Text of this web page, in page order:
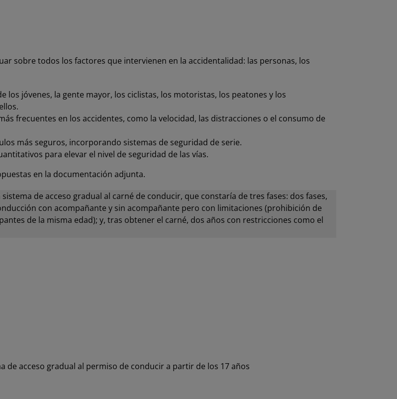
sobre todos los factores que intervienen en la accidentalidad: las personas, los
los jóvenes, la gente mayor, los ciclistas, los motoristas, los peatones y los
frecuentes en los accidentes, como la velocidad, las distracciones o el consumo de
más seguros, incorporando sistemas de seguridad de serie.
para elevar el nivel de seguridad de las vías.
en la documentación adjunta.
de acceso gradual al carné de conducir, que constaría de tres fases: dos fases,
con acompañante y sin acompañante pero con limitaciones (prohibición de
de la misma edad); y, tras obtener el carné, dos años con restricciones como el
de acceso gradual al permiso de conducir a partir de los 17 años